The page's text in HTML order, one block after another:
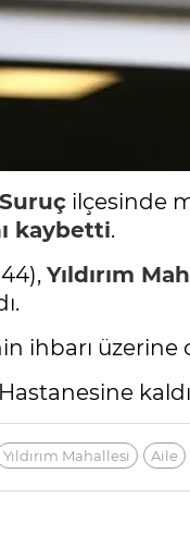
Suruç ilçesinde
kaybetti.
Yıldırım
ihbarı üzerine
Yıldırım Mahallesi Aile